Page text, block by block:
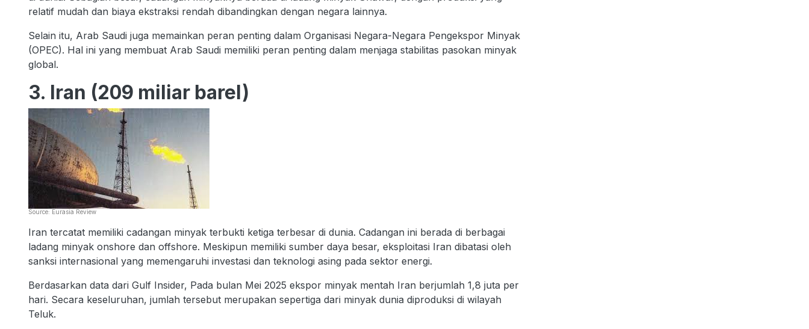
relatif mudah dan biaya ekstraksi rendah dibandingkan dengan negara lainnya.
Selain itu, Arab Saudi juga memainkan peran penting dalam Organisasi Negara-Negara Pengekspor Minyak
(OPEC). Hal ini yang membuat Arab Saudi memiliki peran penting dalam menjaga stabilitas pasokan minyak
global.
3. Iran (209 miliar barel)
Source: Eurasia Review
Iran tercatat memiliki cadangan minyak terbukti ketiga terbesar di dunia. Cadangan ini berada di berbagai
ladang minyak onshore dan offshore. Meskipun memiliki sumber daya besar, eksploitasi Iran dibatasi oleh
sanksi internasional yang memengaruhi investasi dan teknologi asing pada sektor energi.
Berdasarkan data dari Gulf Insider, Pada bulan Mei 2025 ekspor minyak mentah Iran berjumlah 1,8 juta per
hari. Secara keseluruhan, jumlah tersebut merupakan sepertiga dari minyak dunia diproduksi di wilayah
Teluk.